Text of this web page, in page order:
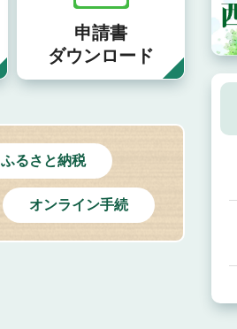
申請書
ダウンロード
ふるさと納税
オンライン手続